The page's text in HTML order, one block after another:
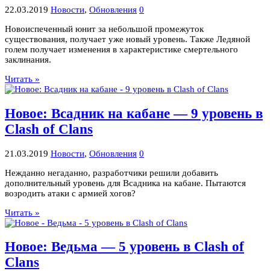
22.03.2019 Новости, Обновления 0
Новоиспеченный юнит за небольшой промежуток
существования, получает уже новый уровень. Также Ледяной
голем получает изменения в характеристике смертельного
заклинания.
Читать »
Новое: Всадник на кабане — 9 уровень в
Clash of Clans
21.03.2019 Новости, Обновления 0
Нежданно негаданно, разработчики решили добавить
дополнительный уровень для Всадника на кабане. Пытаются
возродить атаки с армией хогов?
Читать »
Новое: Ведьма — 5 уровень в Clash of
Clans